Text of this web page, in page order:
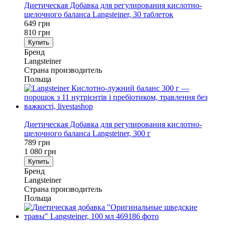
Диетическая Добавка для регулирования кислотно-
щелочного баланса Langsteiner, 30 таблеток
649 грн
810 грн
Купить
Бренд
Langsteiner
Страна производитель
Польща
Диетическая Добавка для регулирования кислотно-
щелочного баланса Langsteiner, 300 г
789 грн
1 080 грн
Купить
Бренд
Langsteiner
Страна производитель
Польща